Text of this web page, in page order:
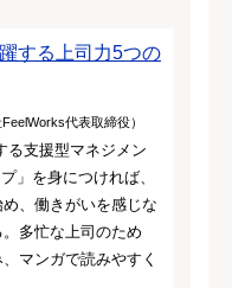
する上司力5つの
代表取締役）
る支援型マネジメン
」を身につければ、
、働きがいを感じな
多忙な上司のため
マンガで読みやすく